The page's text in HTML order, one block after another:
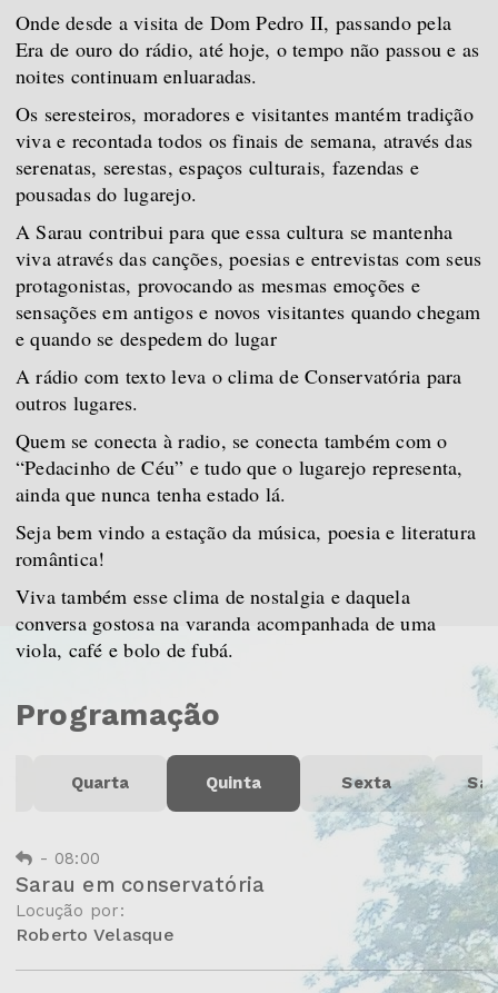
Onde desde a visita de Dom Pedro II, passando pela
Era de ouro do rádio, até hoje, o tempo não passou e as
noites continuam enluaradas.
Os seresteiros, moradores e visitantes mantém tradição
viva e recontada todos os finais de semana, através das
serenatas, serestas, espaços culturais, fazendas e
pousadas do lugarejo.
A Sarau contribui para que essa cultura se mantenha
viva através das canções, poesias e entrevistas com seus
protagonistas, provocando as mesmas emoções e
sensações em antigos e novos visitantes quando chegam
e quando se despedem do lugar
A rádio com texto leva o clima de Conservatória para
outros lugares.
Quem se conecta à radio, se conecta também com o
“Pedacinho de Céu” e tudo que o lugarejo representa,
ainda que nunca tenha estado lá.
Seja bem vindo a estação da música, poesia e literatura
romântica!
Viva também esse clima de nostalgia e daquela
conversa gostosa na varanda acompanhada de uma
viola, café e bolo de fubá.
Programação
Quarta Quinta Sexta
- 08:00
Sarau em conservatória
Locução por:
Roberto Velasque